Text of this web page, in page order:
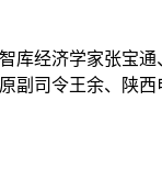
经济学家张宝
司令王余、陕